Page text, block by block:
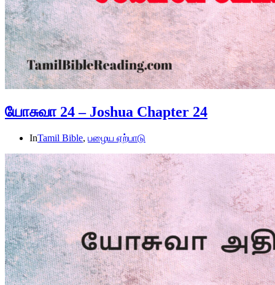
யோசுவா 24 – Joshua Chapter 24
InTamil Bible, பழைய ஏற்பாடு